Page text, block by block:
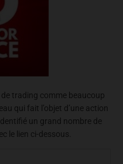
trading comme beaucoup
qui fait l’objet d’une action
un grand nombre de
le lien ci-dessous.